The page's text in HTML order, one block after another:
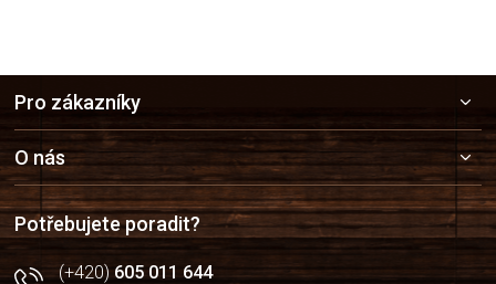
a
t
í
Pro zákazníky
O nás
Potřebujete poradit?
(+420)605 011 644